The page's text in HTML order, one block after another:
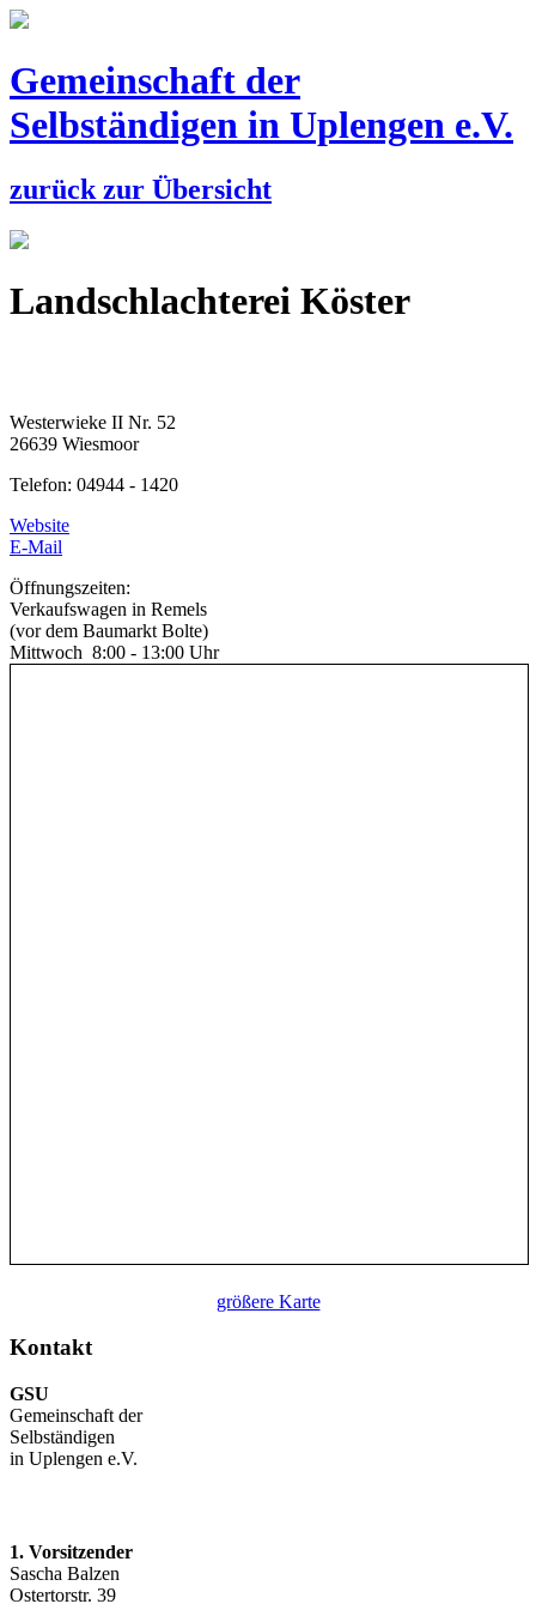
Gemeinschaft der
Selbständigen in Uplengen e.V.
zurück zur Übersicht
Landschlachterei Köster
Westerwieke II Nr. 52
26639 Wiesmoor
Telefon: 04944 - 1420
Website
E-Mail
Öffnungszeiten:
Verkaufswagen in Remels
(vor dem Baumarkt Bolte)
Mittwoch 8:00 - 13:00 Uhr
größere Karte
Kontakt
GSU
Gemeinschaft der
Selbständigen
in Uplengen e.V.
1. Vorsitzender
Sascha Balzen
Ostertorstr. 39